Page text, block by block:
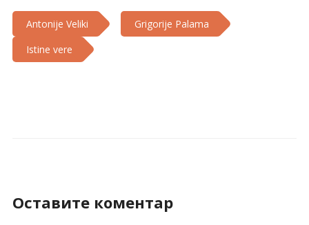
Antonije Veliki
Grigorije Palama
Istine vere
Оставите коментар